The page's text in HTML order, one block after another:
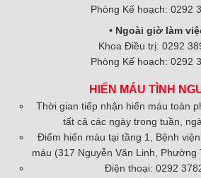
Phòng Kế hoạch: 0292
• Ngoài giờ làm
Khoa Điều trị: 0292
Phòng Kế hoạch: 0292
HIẾN MÁU TÌNH
Thời gian tiếp nhận hiến máu toàn
tất cả các ngày trong tuần,
Điểm hiến máu tại tầng 1, Bệnh
máu (317 Nguyễn Văn Linh, Phường
Điện thoại: 0292